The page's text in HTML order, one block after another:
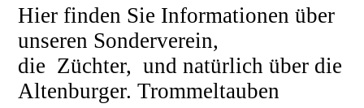
Hier finden Sie Informationen über
unseren Sonderverein,
die Züchter, und natürlich über die
Altenburger. Trommeltauben